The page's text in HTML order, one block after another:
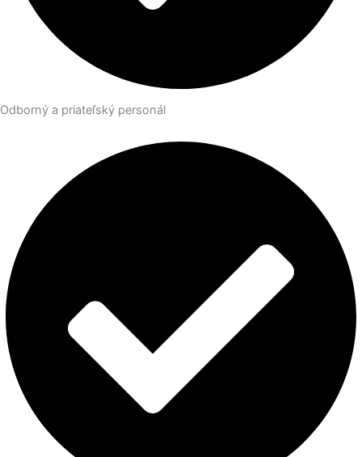
Odborný a priateľský personál